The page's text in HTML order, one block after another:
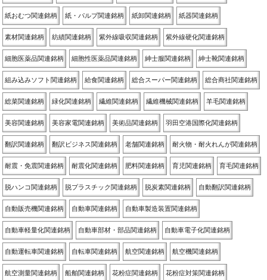
紙おむつ関連銘柄 紙・パルプ関連銘柄 紙卸関連銘柄 紙器関連銘柄
素材関連銘柄 紡績関連銘柄 紫外線吸収関連銘柄 紫外線硬化関連銘柄
細胞医薬品関連銘柄 細胞性医薬品関連銘柄 紳士服関連銘柄 紳士靴関連銘柄
組み込みソフト関連銘柄 給食関連銘柄 総合スーパー関連銘柄 総合商社関連銘柄
総菜関連銘柄 緑化関連銘柄 繊維関連銘柄 繊維機械関連銘柄 羊毛関連銘柄
美容関連銘柄 美容家電関連銘柄 美術品関連銘柄 羽田空港国際化関連銘柄
翻訳関連銘柄 翻訳ビジネス関連銘柄 老舗関連銘柄 耐火物・耐火れんが関連銘柄
耐震・免震関連銘柄 耐震化関連銘柄 肥料関連銘柄 育児関連銘柄 育毛関連銘柄
脱ハンコ関連銘柄 脱プラスチック関連銘柄 脱炭素関連銘柄 自動翻訳関連銘柄
自動販売機関連銘柄 自動車関連銘柄 自動車製造装置関連銘柄
自動車軽量化関連銘柄 自動車部材・部品関連銘柄 自動車電子化関連銘柄
自動運転車関連銘柄 自転車関連銘柄 航空関連銘柄 航空機関連銘柄
航空測量関連銘柄 船舶関連銘柄 花粉症関連銘柄 花粉症対策関連銘柄